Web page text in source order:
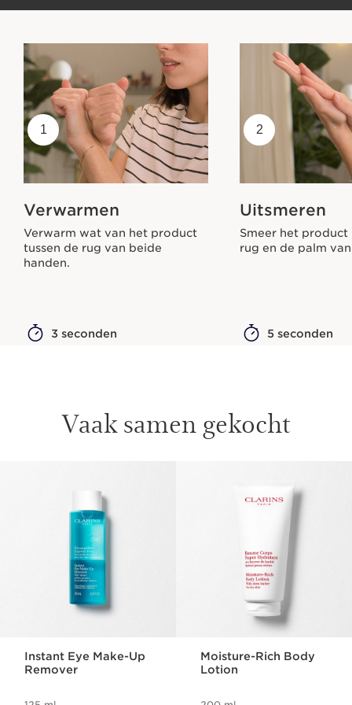
1
Verwarmen
Verwarm wat van het product
tussen de rug van beide
handen.
3 seconden
2
Uitsmeren
Smeer het
rug en de palm
5 seconden
Vaak samen gekocht
Instant Eye Make-Up
Remover
Moisture-Rich Body
Lotion